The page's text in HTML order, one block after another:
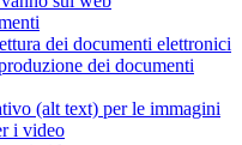
dei documenti elettronici
dei documenti
(alt text) per le immagini
i video